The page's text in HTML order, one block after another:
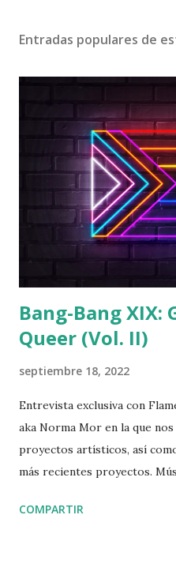
Entradas populares de
Bang-Bang XIX:
Queer (Vol. II)
septiembre 18, 2022
Entrevista exclusiva con
aka Norma Mor en la que
proyectos artísticos, así
más recientes proyectos.
Antillano y un gran elenco
COMPARTIR